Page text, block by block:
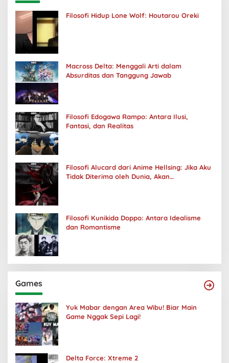
Filosofi Hidup Lone Wolf: Houtarou Oreki
Macross Delta: Menggali Arti dalam
Absurditas dan Tanggung Jawab
Filosofi Edogawa Rampo: Antara Ilusi,
Fantasi, dan Realitas
Filosofi Alucard dari Anime Hellsing: Jika Aku
Tidak Diterima oleh Dunia, Akan
Filosofi Kunikida Doppo: Antara Idealisme
dan Romantisme
Games
Yuk Mabar dengan Area Wibu! Biar Main
Game Nggak Sepi Lagi!
Delta Force: Xtreme 2